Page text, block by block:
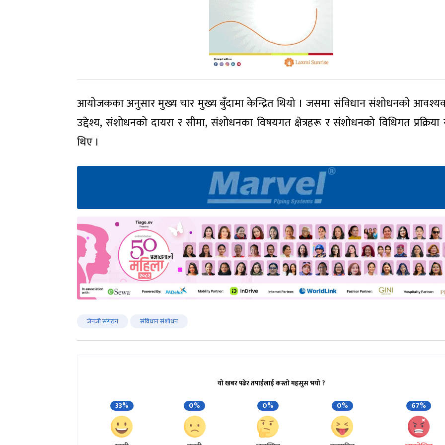
आयोजकका अनुसार मुख्य चार मुख्य बुँदामा केन्द्रित थियो । जसमा संविधान संशोधनको
उद्देश्य, संशोधनको दायरा र सीमा, संशोधनका विषयगत क्षेत्रहरू र संशोधनको विधिगत
थिए ।
जेनजी संगठन संविधान संशोधन
यो खबर पढेर तपाईलाई कस्तो महसुस भयो ?
33% 0% 0% 0% 67%